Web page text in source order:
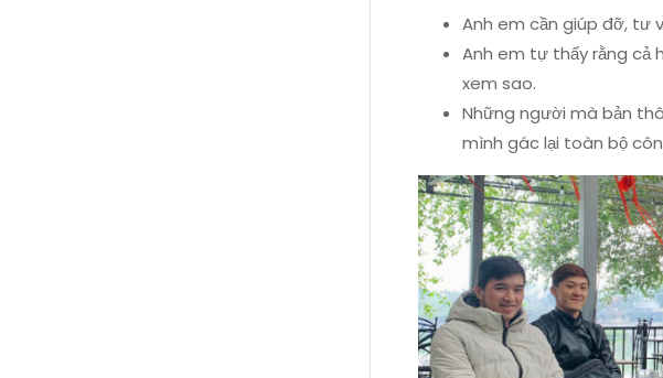
Anh em cần giúp đỡ, tư
Anh em tự thấy rằng cả
xem sao.
Những người mà bản
mình gác lại toàn bộ